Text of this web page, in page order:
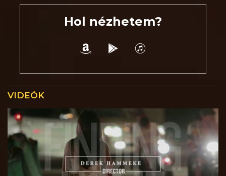
Hol nézhetem?
VIDEÓK